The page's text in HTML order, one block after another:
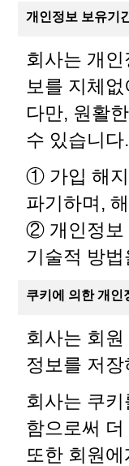
개인정보 보유기
회사는 개
보를 지체
다만, 원활
수 있습니다.
① 가입 해지
파기하며,
② 개인정보
기술적 방
쿠키에 의한 개인
회사는 회
정보를 저
회사는 쿠
함으로써
또한 회원